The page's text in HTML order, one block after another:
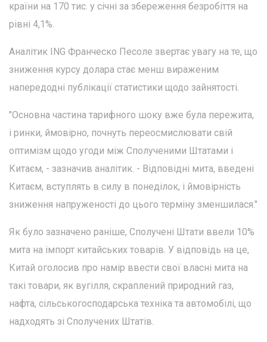
країни на 170 тис. у січні за збереження безробіття на
рівні 4,1%.
Аналітик ING Франческо Песоле звертає увагу на те, що
зниження курсу долара стає менш вираженим
напередодні публікації статистики щодо зайнятості.
"Основна частина тарифного шоку вже була пережита,
і ринки, ймовірно, почнуть переосмислювати свій
оптимізм щодо угоди між Сполученими Штатами і
Китаєм, - зазначив аналітик. - Відповідні мита, введені
Китаєм, вступлять в силу в понеділок, і ймовірність
зниження напруженості до цього терміну зменшилася."
Як було зазначено раніше, Сполучені Штати ввели 10%
мита на імпорт китайських товарів. У відповідь на це,
Китай оголосив про намір ввести свої власні мита на
такі товари, як вугілля, скраплений природний газ,
нафта, сільськогосподарська техніка та автомобілі, що
надходять зі Сполучених Штатів.